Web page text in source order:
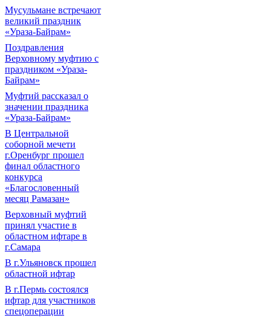
Мусульмане встречают
великий праздник
«Ураза-Байрам»
Поздравления
Верховному муфтию с
праздником «Ураза-
Байрам»
Муфтий рассказал о
значении праздника
«Ураза-Байрам»
В Центральной
соборной мечети
г.Оренбург прошел
финал областного
конкурса
«Благословенный
месяц Рамазан»
Верховный муфтий
принял участие в
областном ифтаре в
г.Самара
В г.Ульяновск прошел
областной ифтар
В г.Пермь состоялся
ифтар для участников
спецоперации